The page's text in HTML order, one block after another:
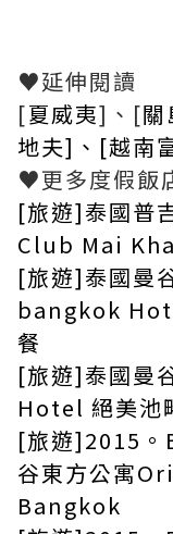
♥︎延伸閱讀
[夏威夷]、[關
地夫]、[越南
♥︎更多度假飯
[旅遊]泰國普
Club Mai
[旅遊]泰國曼
bangkok
餐
[旅遊]泰國曼
Hotel 絕美池
[旅遊]2015。
谷東方公寓
Bangkok